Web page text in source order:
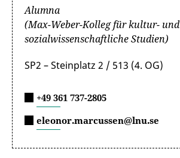
Alumna
(Max-Weber-Kolleg für kultur- und
sozialwissenschaftliche Studien)
SP2 – Steinplatz 2 / 513 (4. OG)
+49 361 737-2805
eleonor.marcussen@lnu.se